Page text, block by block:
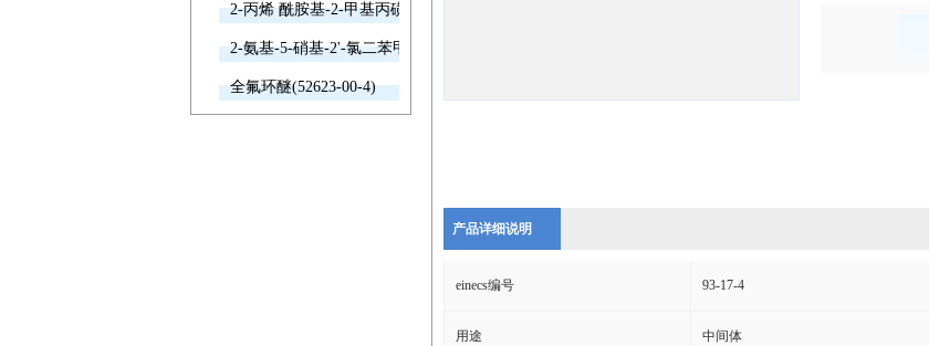
2-丙烯 酰胺基-2-甲基丙磺酸(15214-89-8)
2-氨基-5-硝基-2'-氯二苯甲酮(2011-66-7)
全氟环醚(52623-00-4)
产品详细说明
einecs编号 93-17-4
用途 中间体